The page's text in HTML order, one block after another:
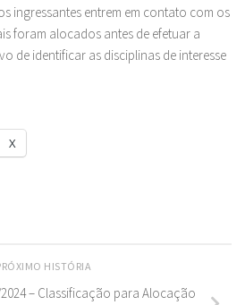
ingressantes entrem em contato com os
foram alocados antes de efetuar a
de identificar as disciplinas de interesse
X
HISTÓRIA
2024 – Classificação para Alocação